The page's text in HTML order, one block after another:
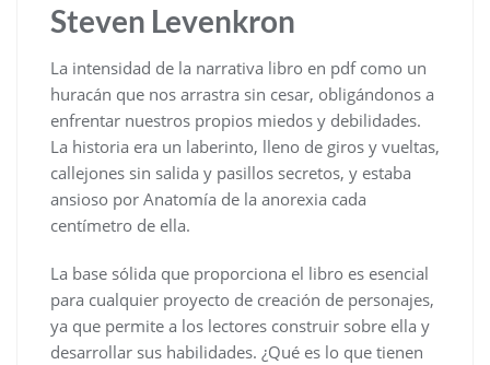
Steven Levenkron
La intensidad de la narrativa libro en pdf como un
huracán que nos arrastra sin cesar, obligándonos a
enfrentar nuestros propios miedos y debilidades.
La historia era un laberinto, lleno de giros y vueltas,
callejones sin salida y pasillos secretos, y estaba
ansioso por Anatomía de la anorexia cada
centímetro de ella.
La base sólida que proporciona el libro es esencial
para cualquier proyecto de creación de personajes,
ya que permite a los lectores construir sobre ella y
desarrollar sus habilidades. ¿Qué es lo que tienen